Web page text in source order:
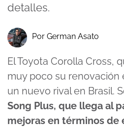
detalles.
Por German Asato
El Toyota Corolla Cross,
muy poco su renovación
un nuevo rival en Brasil.
Song Plus, que llega al
mejoras en términos de